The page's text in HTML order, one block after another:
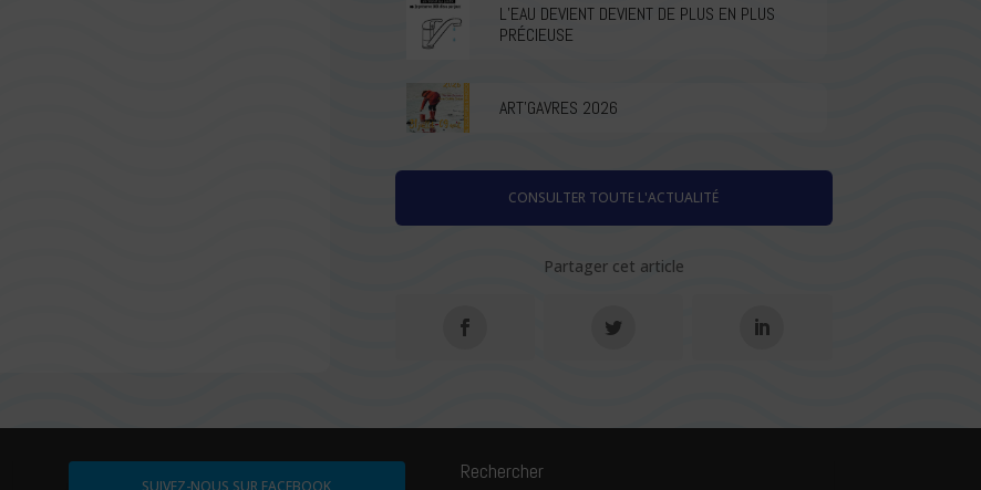
L’EAU DEVIENT DEVIENT DE PLUS EN PLUS
PRÉCIEUSE
ART’GAVRES 2026
CONSULTER TOUTE L'ACTUALITÉ
Partager cet article
Rechercher